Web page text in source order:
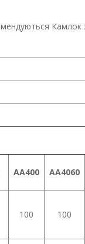
Камлок
AA400 AA4060
100 100